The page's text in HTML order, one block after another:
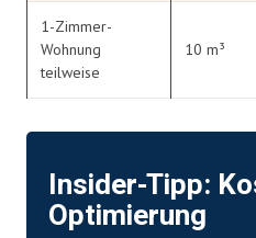
1-Zimmer-
Wohnung
teilweise
10 m³
Insider-Tipp:
Optimierung